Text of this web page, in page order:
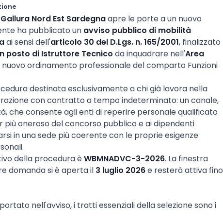
Nord Est Sardegnaapre le porte a un nuovo
ha pubblicato un avviso pubblico di mobilità
ai sensi dell'articolo 30 del D.Lgs. n. 165/2001, finalizzato
posto di Istruttore Tecnico da inquadrare nell'Area
nuovo ordinamento professionale del comparto Funzioni
destinata esclusivamente a chi già lavora nella
con contratto a tempo indeterminato: un canale,
che consente agli enti di reperire personale qualificato
più oneroso del concorso pubblico e ai dipendenti
in una sede più coerente con le proprie esigenze
della procedura èWBMNADVC-3-2026. La finestra
domanda si è aperta il 3 luglio 2026e resterà attiva fino
nell'avviso, i tratti essenziali della selezione sono i